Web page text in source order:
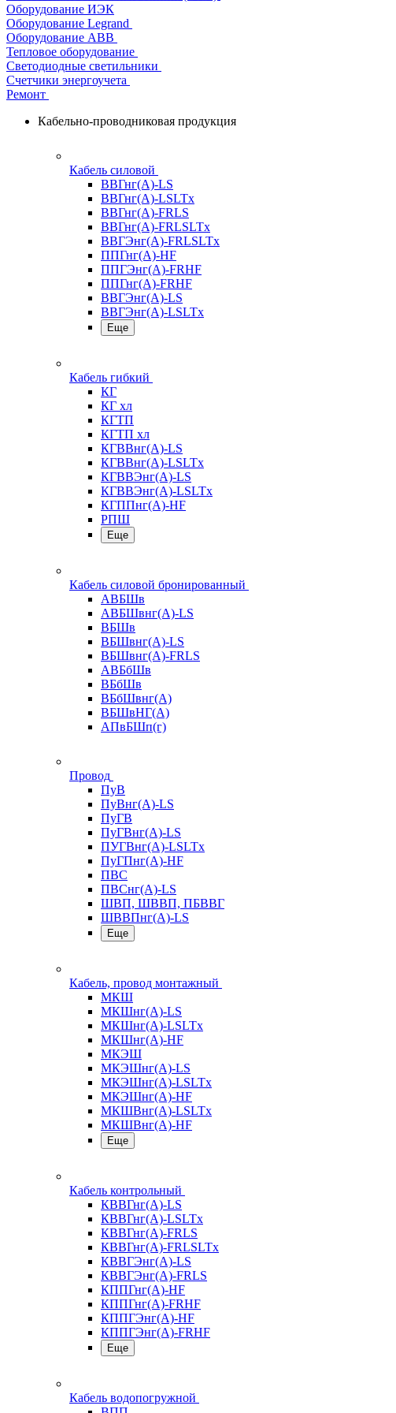
Оборудование ИЭК
Оборудование Legrand
Оборудование АВВ
Тепловое оборудование
Светодиодные светильники
Счетчики энергоучета
Ремонт
Кабельно-проводниковая продукция
Кабель силовой
ВВГнг(А)-LS
ВВГнг(А)-LSLTx
ВВГнг(А)-FRLS
ВВГнг(А)-FRLSLTx
ВВГЭнг(А)-FRLSLTx
ППГнг(А)-HF
ППГЭнг(А)-FRHF
ППГнг(А)-FRHF
ВВГЭнг(А)-LS
ВВГЭнг(А)-LSLTx
Еще
Кабель гибкий
КГ
КГ хл
КГТП
КГТП хл
КГВВнг(А)-LS
КГВВнг(А)-LSLTx
КГВВЭнг(А)-LS
КГВВЭнг(А)-LSLTx
КГППнг(А)-HF
РПШ
Еще
Кабель силовой бронированный
АВБШв
АВБШвнг(А)-LS
ВБШв
ВБШвнг(А)-LS
ВБШвнг(А)-FRLS
АВБбШв
ВБбШв
ВБбШвнг(А)
ВБШвНГ(А)
АПвБШп(г)
Провод
ПуВ
ПуВнг(А)-LS
ПуГВ
ПуГВнг(А)-LS
ПУГВнг(А)-LSLTx
ПуГПнг(А)-HF
ПВС
ПВСнг(А)-LS
ШВП, ШВВП, ПБВВГ
ШВВПнг(А)-LS
Еще
Кабель, провод монтажный
МКШ
МКШнг(А)-LS
МКШнг(А)-LSLTx
МКШнг(А)-HF
МКЭШ
МКЭШнг(А)-LS
МКЭШнг(А)-LSLTx
МКЭШнг(А)-HF
МКШВнг(A)-LSLTx
МКШВнг(А)-HF
Еще
Кабель контрольный
КВВГнг(А)-LS
КВВГнг(А)-LSLTx
КВВГнг(А)-FRLS
КВВГнг(А)-FRLSLTx
КВВГЭнг(А)-LS
КВВГЭнг(А)-FRLS
КППГнг(А)-HF
КППГнг(А)-FRHF
КППГЭнг(А)-HF
КППГЭнг(А)-FRHF
Еще
Кабель водопогружной